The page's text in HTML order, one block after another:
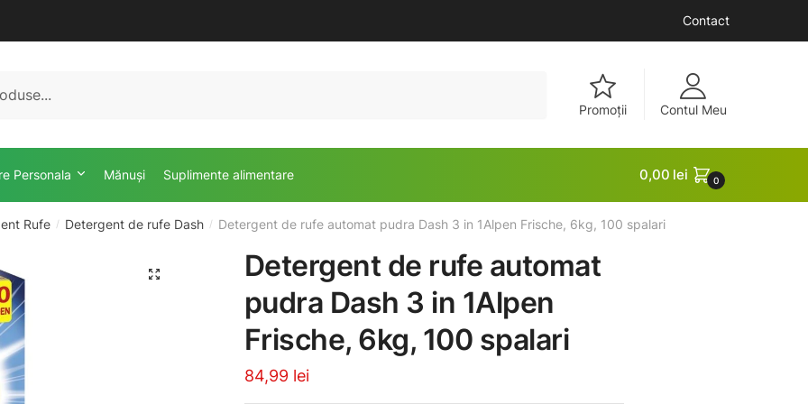
Contact
Promoții Contul Meu
Personala Mănuși Suplimente alimentare 0,00 lei 0
Rufe / Detergent de rufe Dash / Detergent de rufe automat pudra Dash 3 in 1Alpen Frische, 6kg, 100 spalari
🔍
Detergent de rufe automat
pudra Dash 3 in 1Alpen
Frische, 6kg, 100 spalari
84,99 lei